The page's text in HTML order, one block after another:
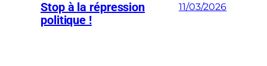
Stop à la répression
politique !
11/03/2026